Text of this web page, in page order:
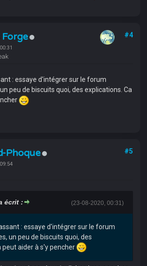
#4
: essaye d'intégrer sur le forum
peu de biscuits quoi, des explications. Ca
Phoque #5
(23-08-2020, 00:31)
écrit :
: essaye d'intégrer sur le forum
un peu de biscuits quoi, des
peut aider à s'y pencher